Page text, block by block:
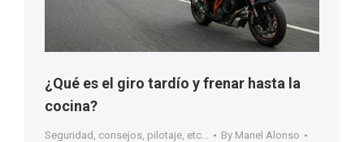
¿Qué es el giro tardío y frenar hasta la
cocina?
Seguridad, consejos, pilotaje, etc... By Manel Alonso